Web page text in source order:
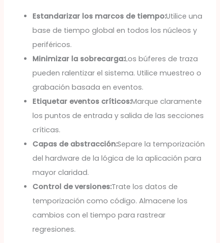
Estandarizar los marcos de tiempo:Utilice una
base de tiempo global en todos los núcleos y
periféricos.
Minimizar la sobrecarga:Los búferes de traza
pueden ralentizar el sistema. Utilice muestreo o
grabación basada en eventos.
Etiquetar eventos críticos:Marque claramente
los puntos de entrada y salida de las secciones
críticas.
Capas de abstracción:Separe la temporización
del hardware de la lógica de la aplicación para
mayor claridad.
Control de versiones:Trate los datos de
temporización como código. Almacene los
cambios con el tiempo para rastrear
regresiones.